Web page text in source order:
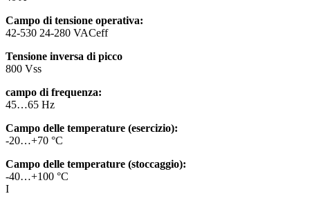
Campo di tensione operativa:
42-530 24-280 VACeff
Tensione inversa di picco
800 Vss
campo di frequenza:
45…65 Hz
Campo delle temperature (esercizio):
-20…+70 °C
Campo delle temperature (stoccaggio):
-40…+100 °C
I